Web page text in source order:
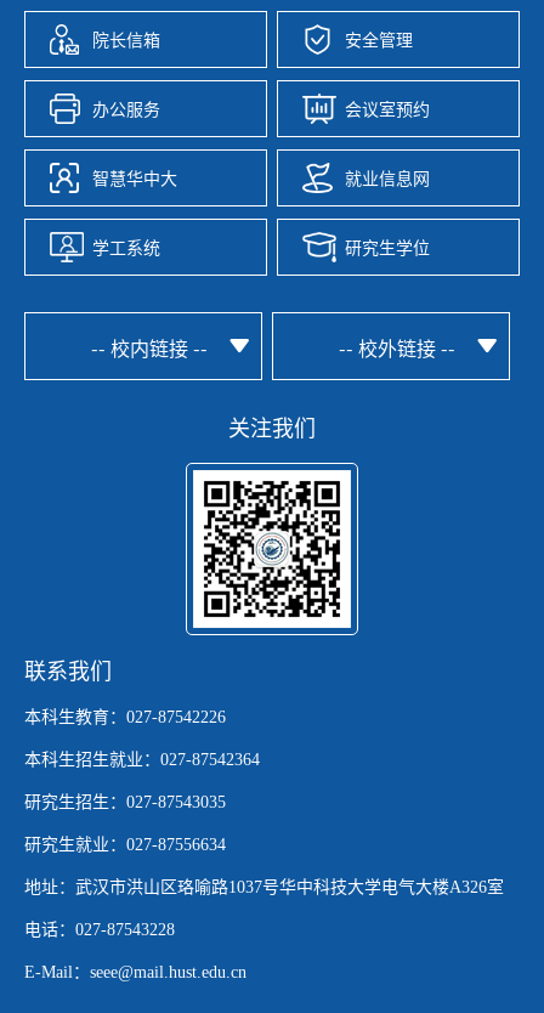
院长信箱 安全管理
办公服务 会议室预约
智慧华中大 就业信息网
学工系统 研究生学位
-- 校内链接 -- -- 校外链接 --
关注我们
联系我们
本科生教育：027-87542226
本科生招生就业：027-87542364
研究生招生：027-87543035
研究生就业：027-87556634
地址：武汉市洪山区珞喻路1037号华中科技大学电气大楼A326室
电话：027-87543228
E-Mail：seee@mail.hust.edu.cn